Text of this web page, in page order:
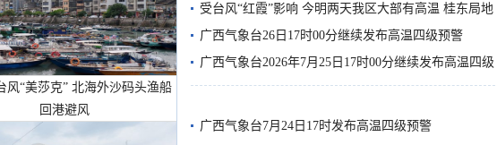
风“美莎克” 北海外沙码头渔船
回港避风
受台风“红霞”影响 今明两天我区大部有高温 桂东局地
有较强降雨
广西气象台26日17时00分继续发布高温四级预警
广西气象台2026年7月25日17时00分继续发布高温四级
预警
广西气象台7月24日17时发布高温四级预警